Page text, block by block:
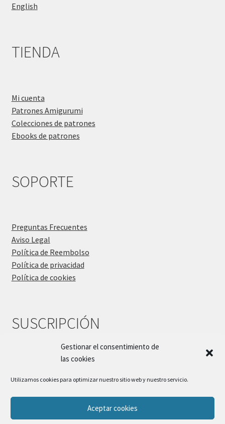
Gestionar el consentimiento de
las cookies
Utilizamos cookies para optimizar nuestro sitio web y nuestro servicio.
Aceptar cookies
English
TIENDA
Mi cuenta
Patrones Amigurumi
Colecciones de patrones
Ebooks de patrones
SOPORTE
Preguntas Frecuentes
Aviso Legal
Política de Reembolso
Política de privacidad
Política de cookies
SUSCRIPCIÓN
© Sueños Blanditos 2026